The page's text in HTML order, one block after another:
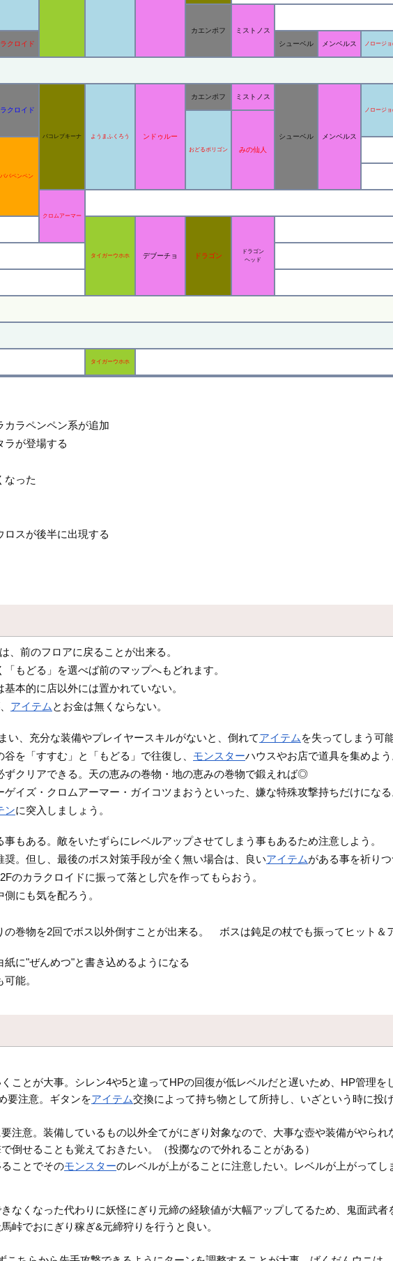
カエンポフ ミストノス
クロイド シューベル メンベルス ノロージ
クロイド
パコレプキーナ ようまふくろう ンドゥルー
カエンポフ ミストノス
シューベル メンベルス
ノロージ
おどるポリゴン みの仙人
バペンペン
クロムアーマー
タイガーウホホ デブーチョ ドラゴン
ドラゴン
ヘッド
タイガーウホホ
カラペンペン系が追加
ラが登場する
なった
ロスが後半に出現する
、前のフロアに戻ることが出来る。
もどる」を選べば前のマップへもどれます。
基本的に店以外には置かれていない。
アイテムとお金は無くならない。
い、充分な装備やプレイヤースキルがないと、倒れてアイテム を失ってしまう可
谷を「すすむ」と「もどる」で往復し、 モンスターハウスやお店で道具を集めよう
クリアできる。天の恵みの巻物・地の恵みの巻物で鍛えれば◎
ゲイズ・クロムアーマー・ガイコツまおうといった、嫌な特殊攻撃持ちだけになる
ンに突入しましょう。
もある。敵をいたずらにレベルアップさせてしまう事もあるため注意しよう。
。但し、最後のボス対策手段が全く無い場合は、良いアイテムがある事を祈りつ
のカラクロイドに振って落とし穴を作ってもらおう。
にも気を配ろう。
巻物を2回でボス以外倒すことが出来る。 ボスは鈍足の杖でも振ってヒット＆
に"ぜんめつ"と書き込めるようになる
能。
ことが大事。シレン4や5と違ってHPの回復が低レベルだと遅いため、HP管理を
要注意。ギタンをアイテム交換によって持ち物として所持し、いざという時に投
注意。装備しているもの以外全てがにぎり対象なので、大事な壺や装備がやら
倒せることも覚えておきたい。（投擲なので外れることがある）
ことでそのモンスターのレベルが上がることに注意したい。レベルが上がってし
なくなった代わりに妖怪にぎり元締の経験値が大幅アップしてるため、鬼面武
峠でおにぎり稼ぎ&元締狩りを行うと良い。